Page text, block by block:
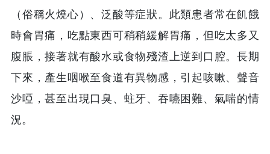
（俗稱火燒心）、泛酸等症狀。此類患者常在飢餓
時會胃痛，吃點東西可稍稍緩解胃痛，但吃太多又
腹脹，接著就有酸水或食物殘渣上逆到口腔。長期
下來，產生咽喉至食道有異物感，引起咳嗽、聲音
沙啞，甚至出現口臭、蛀牙、吞嚥困難、氣喘的情
況。